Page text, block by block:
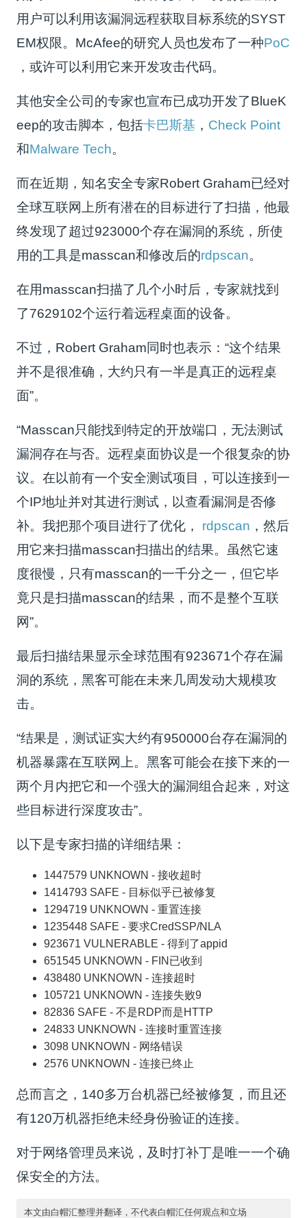
用户可以利用该漏洞远程获取目标系统的SYST
EM权限。McAfee的研究人员也发布了一种PoC
，或许可以利用它来开发攻击代码。
其他安全公司的专家也宣布已成功开发了BlueK
eep的攻击脚本，包括卡巴斯基 ， Check Point
和Malware Tech。
而在近期，知名安全专家Robert Graham已经对
全球互联网上所有潜在的目标进行了扫描，他最
终发现了超过923000个存在漏洞的系统，所使
用的工具是masscan和修改后的rdpscan。
在用masscan扫描了几个小时后，专家就找到
了7629102个运行着远程桌面的设备。
不过，Robert Graham同时也表示：“这个结果
并不是很准确，大约只有一半是真正的远程桌
面”。
“Masscan只能找到特定的开放端口，无法测试
漏洞存在与否。远程桌面协议是一个很复杂的协
议。在以前有一个安全测试项目，可以连接到一
个IP地址并对其进行测试，以查看漏洞是否修
补。我把那个项目进行了优化， rdpscan ，然后
用它来扫描masscan扫描出的结果。虽然它速
度很慢，只有masscan的一千分之一，但它毕
竟只是扫描masscan的结果，而不是整个互联
网”。
最后扫描结果显示全球范围有923671个存在漏
洞的系统，黑客可能在未来几周发动大规模攻
击。
“结果是，测试证实大约有950000台存在漏洞的
机器暴露在互联网上。黑客可能会在接下来的一
两个月内把它和一个强大的漏洞组合起来，对这
些目标进行深度攻击”。
以下是专家扫描的详细结果：
1447579 UNKNOWN - 接收超时
1414793 SAFE - 目标似乎已被修复
1294719 UNKNOWN - 重置连接
1235448 SAFE - 要求CredSSP/NLA
923671 VULNERABLE - 得到了appid
651545 UNKNOWN - FIN已收到
438480 UNKNOWN - 连接超时
105721 UNKNOWN - 连接失败9
82836 SAFE - 不是RDP而是HTTP
24833 UNKNOWN - 连接时重置连接
3098 UNKNOWN - 网络错误
2576 UNKNOWN - 连接已终止
总而言之，140多万台机器已经被修复，而且还
有120万机器拒绝未经身份验证的连接。
对于网络管理员来说，及时打补丁是唯一一个确
保安全的方法。
本文由白帽汇整理并翻译，不代表白帽汇任何观点和立场